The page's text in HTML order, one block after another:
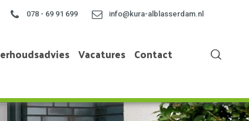
078 - 69 91 699 info@kura-alblasserdam.nl
Vacatures Contact